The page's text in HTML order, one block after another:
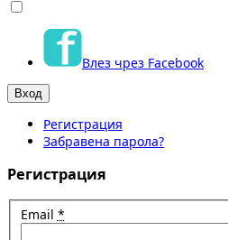
Влез чрез Facebook
Регистрация
Забравена парола?
Регистрация
Email *